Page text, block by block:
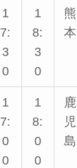
1
7:
3
0
1
8:
3
0
熊
本
1
7:
0
0
1
8:
0
0
鹿
児
島